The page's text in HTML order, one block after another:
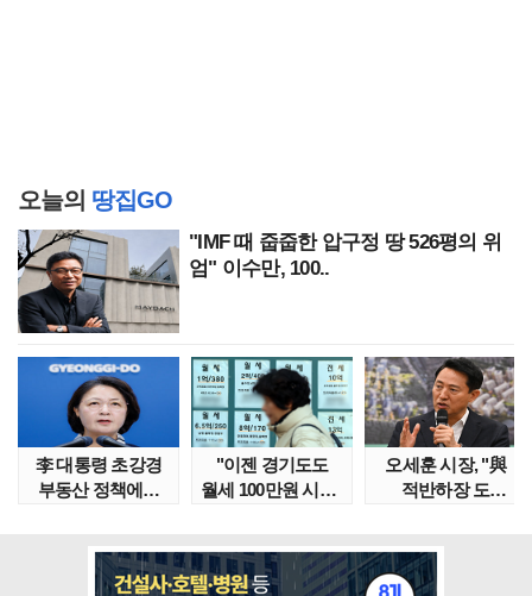
오늘의 땅집GO
"IMF 때 줍줍한 압구정 땅 526평의 위
엄" 이수만, 100..
李 대통령 초강경
부동산 정책에…
"이젠 경기도도
월세 100만원 시대"
오세훈 시장, "與
적반하장 도